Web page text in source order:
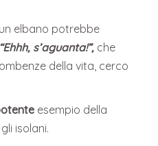
elbano potrebbe
“Ehhh, s’aguanta!”, che
della vita, cerco
esempio della
isolani.